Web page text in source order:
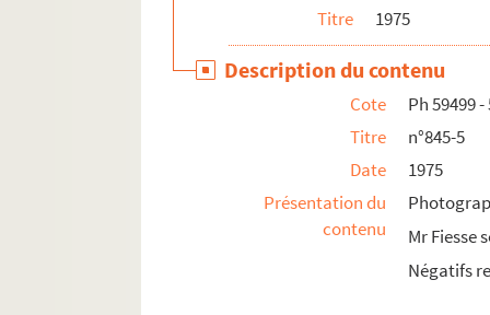
Titre 1975
Description du contenu
Cote
Ph 59499 -
Titre
n°845-5
Date
1975
Présentation du
contenu
Mr Fiesse
Négatifs